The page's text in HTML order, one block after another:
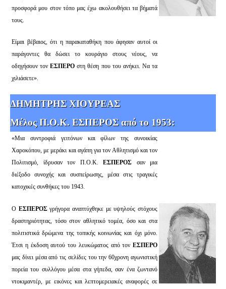
προσφορά μου στον τόπο μας έχω ακολουθήσει τα βήματά
τους.
Είμαι βέβαιος, ότι η παρακαταθήκη που άφησαν αυτοί οι
παράγοντες θα δώσει το κουράγιο στους νέους, να
οδηγήσουν τον ΕΣΠΕΡΟστη θέση που του ανήκει. Να τα
χιλιάσετε».
ΔΗΜΗΤΡΗΣ ΧΙΟΥΡΕΑΣ
Μέλος Π.Ο.Κ. ΕΣΠΕΡΟΣ από το 1953:
«Μια συντροφιά γειτόνων και φίλων της συνοικίας
Χαροκόπου, με μεράκι και αγάπη για τον Αθλητισμό και τον
Πολιτισμό, ίδρυσαν τον Π.Ο.Κ. ΕΣΠΕΡΟΣ σαν μια
διέξοδο συνοχής και συσπείρωσης, μέσα στις τραγικές
κατοχικές συνθήκες του 1943.
Ο ΕΣΠΕΡΟΣγρήγορα αναπτύχθηκε με υψηλούς στόχους
δραστηριότητας, τόσο στον αθλητικό τομέα, όσο και στα
πολιτιστικά δρώμενα της τοπικής κοινωνίας και όχι μόνο.
Έτσι η έκδοση αυτού του λευκώματος από τον ΕΣΠΕΡΟ
μας δίνει μέσα από τις σελίδες του την 60χρονη αγωνιστική
πορεία του συλλόγου μέσα στα γήπεδα, σαν ένα ζωντανό
ντοκιμαντέρ, με εικόνες και λεπτομερειακές αναφορές σε